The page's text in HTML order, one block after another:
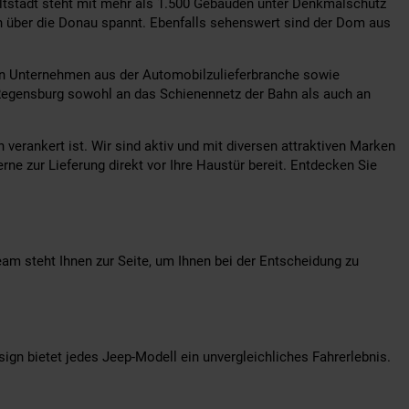
die Donau spannt. Ebenfalls sehenswert sind der Dom aus
aus der Automobilzulieferbranche sowie
sowohl an das Schienennetz der Bahn als auch an
ist. Wir sind aktiv und mit diversen attraktiven Marken
zur Lieferung direkt vor Ihre Haustür bereit. Entdecken Sie
steht Ihnen zur Seite, um Ihnen bei der Entscheidung zu
bietet jedes Jeep-Modell ein unvergleichliches Fahrerlebnis.